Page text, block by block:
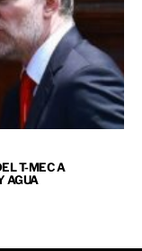
T-MEC A
AGUA